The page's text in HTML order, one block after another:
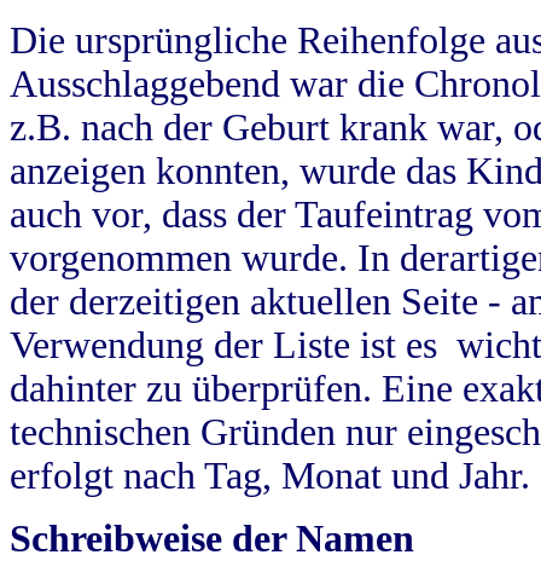
Die ursprüngliche Reihenfolge
Ausschlaggebend war die
z.B. nach der Geburt krank war,
anzeigen konnten, wurde das
auch vor, dass der Taufeintrag
vorgenommen wurde. In
der derzeitigen aktuellen Seite -
Verwendung der Liste ist es
dahinter zu überprüfen. Eine
technischen Gründen nur
erfolgt nach Tag, Monat und Jahr.
Schreibweise der Namen